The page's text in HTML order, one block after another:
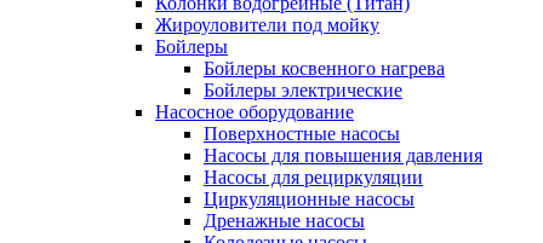
Жироуловители под мойку
Бойлеры
Бойлеры косвенного нагрева
Бойлеры электрические
Насосное оборудование
Поверхностные насосы
Насосы для повышения давления
Насосы для рециркуляции
Циркуляционные насосы
Дренажные насосы